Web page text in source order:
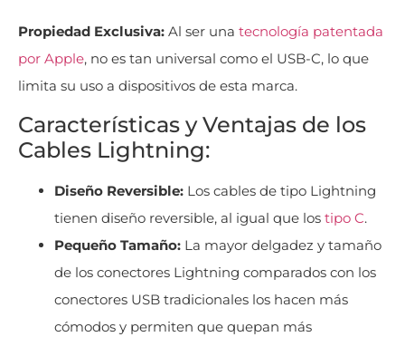
Propiedad Exclusiva: Al ser una tecnología patentada
por Apple, no es tan universal como el USB-C, lo que
limita su uso a dispositivos de esta marca.
Características y Ventajas de los
Cables Lightning:
Diseño Reversible: Los cables de tipo Lightning
tienen diseño reversible, al igual que los tipo C.
Pequeño Tamaño: La mayor delgadez y tamaño
de los conectores Lightning comparados con los
conectores USB tradicionales los hacen más
cómodos y permiten que quepan más